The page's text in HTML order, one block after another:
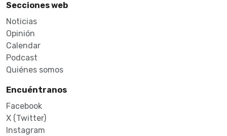
Secciones web
Noticias
Opinión
Calendar
Podcast
Quiénes somos
Encuéntranos
Facebook
X (Twitter)
Instagram